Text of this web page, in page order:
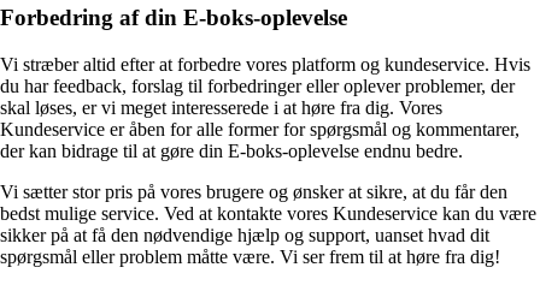
Forbedring af din E-boks-oplevelse
Vi stræber altid efter at forbedre vores platform og kundeservice. Hvis
du har feedback, forslag til forbedringer eller oplever problemer, der
skal løses, er vi meget interesserede i at høre fra dig. Vores
Kundeservice er åben for alle former for spørgsmål og kommentarer,
der kan bidrage til at gøre din E-boks-oplevelse endnu bedre.
Vi sætter stor pris på vores brugere og ønsker at sikre, at du får den
bedst mulige service. Ved at kontakte vores Kundeservice kan du være
sikker på at få den nødvendige hjælp og support, uanset hvad dit
spørgsmål eller problem måtte være. Vi ser frem til at høre fra dig!